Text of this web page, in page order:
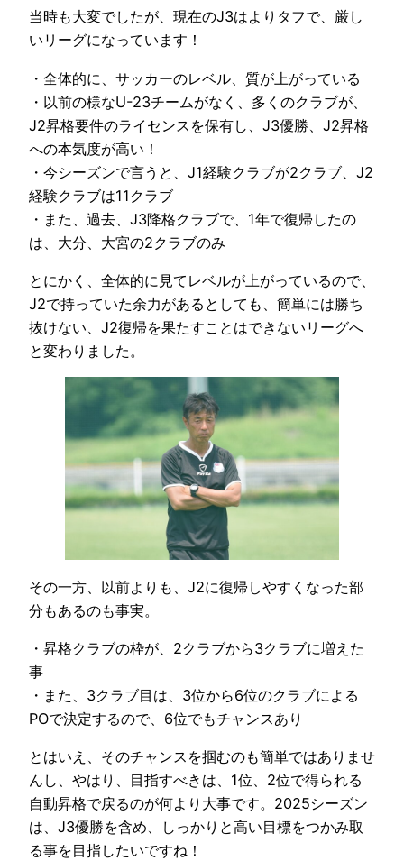
当時も大変でしたが、現在のJ3はよりタフで、厳し
いリーグになっています！
・全体的に、サッカーのレベル、質が上がっている
・以前の様なU-23チームがなく、多くのクラブが、
J2昇格要件のライセンスを保有し、J3優勝、J2昇格
への本気度が高い！
・今シーズンで言うと、J1経験クラブが2クラブ、J2
経験クラブは11クラブ
・また、過去、J3降格クラブで、1年で復帰したの
は、大分、大宮の2クラブのみ
とにかく、全体的に見てレベルが上がっているので、
J2で持っていた余力があるとしても、簡単には勝ち
抜けない、J2復帰を果たすことはできないリーグへ
と変わりました。
その一方、以前よりも、J2に復帰しやすくなった部
分もあるのも事実。
・昇格クラブの枠が、2クラブから3クラブに増えた
事
・また、3クラブ目は、3位から6位のクラブによる
POで決定するので、6位でもチャンスあり
とはいえ、そのチャンスを掴むのも簡単ではありませ
んし、やはり、目指すべきは、1位、2位で得られる
自動昇格で戻るのが何より大事です。2025シーズン
は、J3優勝を含め、しっかりと高い目標をつかみ取
る事を目指したいですね！